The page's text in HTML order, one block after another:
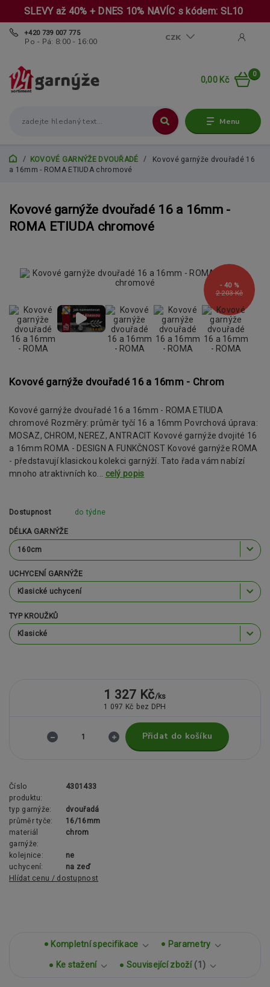
SLEVY až 40% + DNES 10% NAVÍC s kódem: SL10
Menu
CZK
+420 739 007 775
Po - Pá: 8:00 - 16:00
0
0,00 Kč
KOVOVÉ GARNÝŽE DVOUŘADÉ
Kovové garnýže dvouřadé 16
a 16mm - ROMA ETIUDA chromové
Kovové garnýže dvouřadé 16 a 16mm -
ROMA ETIUDA chromové
2 203 Kč
- 40 %
Kovové garnýže dvouřadé 16 a 16mm - Chrom
Kovové garnýže dvouřadé 16 a 16mm - ROMA ETIUDA
chromové Rozměry: průměr tyčí 16 a 16mm Povrchová úprava:
MOSAZ, CHROM, NEREZ, ANTRACIT Kovové garnýže dvojité 16
a 16mm ROMA - DESIGN A FUNKČNOST Kovové garnýže ROMA
- představují klasickou kolekci garnýží. Tato řada vám nabízí
mnoho atraktivních ko... celý popis
Dostupnost do týdne
DÉLKA GARNÝŽE
UCHYCENÍ GARNÝŽE
TYP KROUŽKŮ
1 327 Kč/ks
1 097 Kč bez DPH
Přidat do košíku
Číslo
produktu:
4301433
typ garnýže:
dvouřadá
průměr tyče:
16/16mm
materiál
garnýže:
chrom
kolejnice:
ne
uchycení:
na zeď
Hlídat cenu / dostupnost
Kompletní specifikace Parametry
Ke stažení Související zboží 1